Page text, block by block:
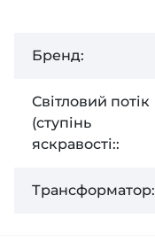
Бренд:
Світловий потік
(ступінь
яскравості::
Трансформатор: